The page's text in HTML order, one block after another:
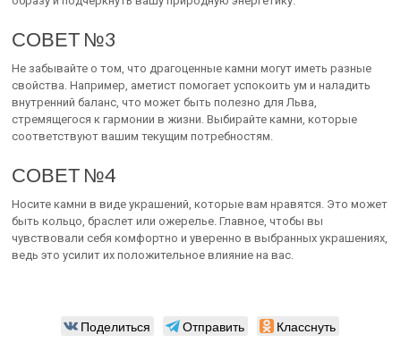
СОВЕТ №3
Не забывайте о том, что драгоценные камни могут иметь разные
свойства. Например, аметист помогает успокоить ум и наладить
внутренний баланс, что может быть полезно для Льва,
стремящегося к гармонии в жизни. Выбирайте камни, которые
соответствуют вашим текущим потребностям.
СОВЕТ №4
Носите камни в виде украшений, которые вам нравятся. Это может
быть кольцо, браслет или ожерелье. Главное, чтобы вы
чувствовали себя комфортно и уверенно в выбранных украшениях,
ведь это усилит их положительное влияние на вас.
Поделиться Отправить Класснуть